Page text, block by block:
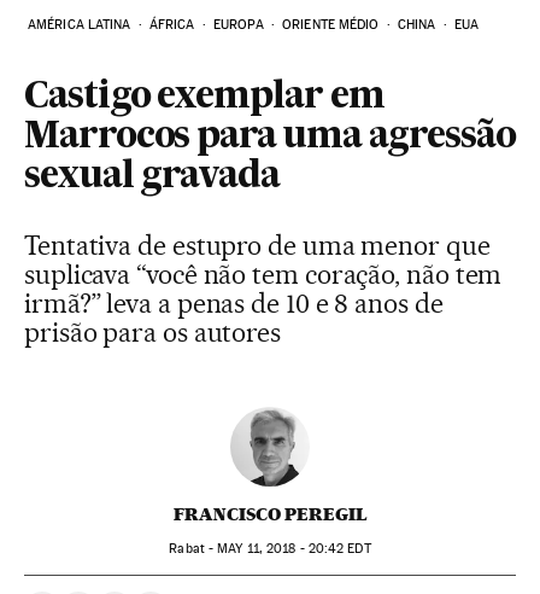
AMÉRICA LATINA ÁFRICA EUROPA ORIENTE MÉDIO CHINA EUA
Castigo exemplar em
Marrocos para uma agressão
sexual gravada
Tentativa de estupro de uma menor que
suplicava “você não tem coração, não tem
irmã?” leva a penas de 10 e 8 anos de
prisão para os autores
FRANCISCO PEREGIL
Rabat -MAY11, 2018 - 20:42 EDT